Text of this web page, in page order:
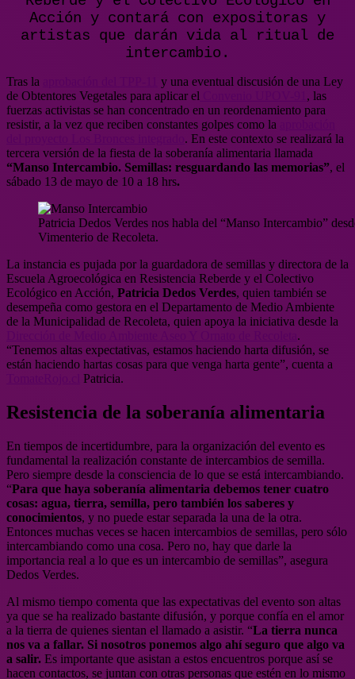
Acción y contará con expositoras y
artistas que darán vida al ritual de
intercambio.
Tras la
y una eventual discusión de una Ley
de Obtentores Vegetales para aplicar el
, las
fuerzas activistas se han concentrado en un reordenamiento para
resistir, a la vez que reciben constantes golpes como la
. En este contexto se realizará la
tercera versión de la fiesta de la soberanía alimentaria llamada
“Manso Intercambio. Semillas: resguardando las memorias”, el
sábado 13 de mayo de 10 a 18 hrs.
Patricia Dedos Verdes nos habla del “Manso Intercambio”
Vimenterio de Recoleta.
La instancia es pujada por la guardadora de semillas y directora de la
Escuela Agroecológica en Resistencia Reberde y el Colectivo
Ecológico en Acción, Patricia Dedos Verdes, quien también se
desempeña como gestora en el Departamento de Medio Ambiente
de la Municipalidad de Recoleta, quien apoya la iniciativa desde la
.
“Tenemos altas expectativas, estamos haciendo harta difusión, se
están haciendo hartas cosas para que venga harta gente”, cuenta a
Patricia.
Resistencia de la soberanía alimentaria
En tiempos de incertidumbre, para la organización del evento es
fundamental la realización constante de intercambios de semilla.
Pero siempre desde la consciencia de lo que se está intercambiando.
“Para que haya soberanía alimentaria debemos tener cuatro
cosas: agua, tierra, semilla, pero también los saberes y
conocimientos, y no puede estar separada la una de la otra.
Entonces muchas veces se hacen intercambios de semillas, pero sólo
intercambiando como una cosa. Pero no, hay que darle la
importancia real a lo que es un intercambio de semillas”, asegura
Dedos Verdes.
Al mismo tiempo comenta que las expectativas del evento son altas
ya que se ha realizado bastante difusión, y porque confía en el amor
a la tierra de quienes sientan el llamado a asistir. “La tierra nunca
nos va a fallar. Si nosotros ponemos algo ahí seguro que algo va
a salir. Es importante que asistan a estos encuentros porque así se
hacen contactos, se juntan con otras personas que estén en lo mismo